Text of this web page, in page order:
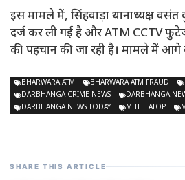
इस मामले में, सिंहवाड़ा थानाध्यक्ष वसंत
दर्ज कर ली गई है और ATM CCTV
की पहचान की जा रही है। मामले में आगे
BHARWARA ATM BHARWARA ATM FRAUD
DARBHANGA CRIME NEWS
DARBHANGA
DARBHANGA NEWS TODAY
MITHILATOP
SHARE THIS ARTICLE